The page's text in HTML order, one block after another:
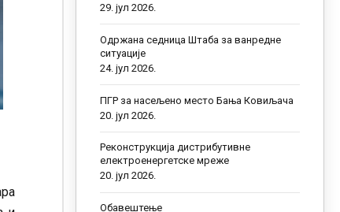
29. јул 2026.
Одржана седница Штаба за ванредне
ситуације
24. јул 2026.
ПГР за насељено место Бања Ковиљача
20. јул 2026.
Реконструкција дистрибутивне
електроенергетске мреже
20. јул 2026.
Обавештење